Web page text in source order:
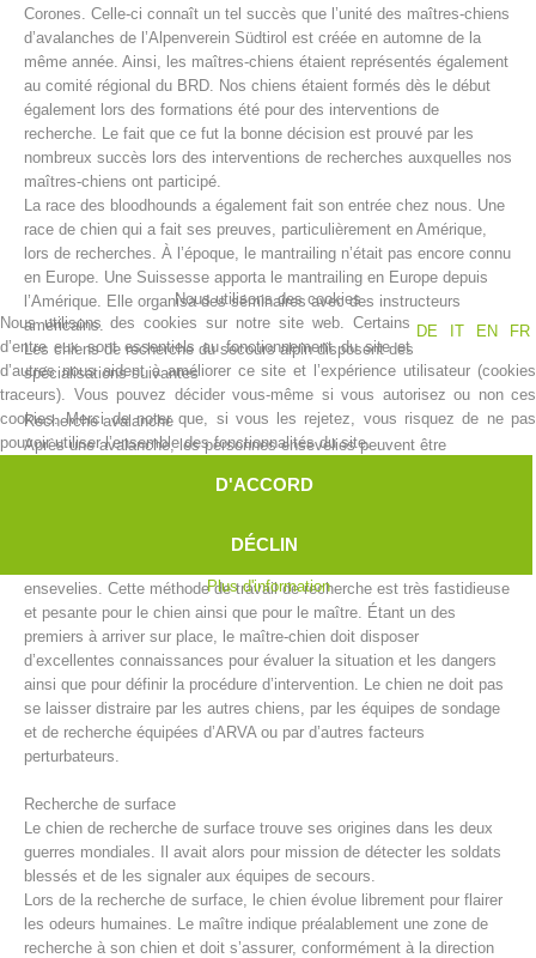
Centres de secours
Direction
Corones. Celle-ci connaît un tel succès que l’unité des maîtres-chiens
d’avalanches de l’Alpenverein Südtirol est créée en automne de la
même année. Ainsi, les maîtres-chiens étaient représentés également
au comité régional du BRD. Nos chiens étaient formés dès le début
également lors des formations été pour des interventions de
recherche. Le fait que ce fut la bonne décision est prouvé par les
nombreux succès lors des interventions de recherches auxquelles nos
maîtres-chiens ont participé.
La race des bloodhounds a également fait son entrée chez nous. Une
race de chien qui a fait ses preuves, particulièrement en Amérique,
lors de recherches. À l’époque, le mantrailing n’était pas encore connu
en Europe. Une Suissesse apporta le mantrailing en Europe depuis
l’Amérique. Elle organisa des séminaires avec des instructeurs
américains.
Les chiens de recherche du secours alpin disposent des
spécialisations suivantes
Recherche avalanche
Après une avalanche, les personnes ensevelies peuvent être
d’avalanche. Malgré les progrès techniques apportés par entre autre
RECCO, les chiens d’avalanche sont parfois la seule et donc la
ensevelies. Cette méthode de travail de recherche est très fastidieuse
et pesante pour le chien ainsi que pour le maître. Étant un des
premiers à arriver sur place, le maître-chien doit disposer
d’excellentes connaissances pour évaluer la situation et les dangers
ainsi que pour définir la procédure d’intervention. Le chien ne doit pas
se laisser distraire par les autres chiens, par les équipes de sondage
et de recherche équipées d’ARVA ou par d’autres facteurs
perturbateurs.
Recherche de surface
Le chien de recherche de surface trouve ses origines dans les deux
guerres mondiales. Il avait alors pour mission de détecter les soldats
blessés et de les signaler aux équipes de secours.
Lors de la recherche de surface, le chien évolue librement pour flairer
les odeurs humaines. Le maître indique préalablement une zone de
recherche à son chien et doit s’assurer, conformément à la direction
Nous utilisons des cookies
DE
IT EN FR
Nous utilisons des cookies sur notre site web. Certains
d’entre eux sont essentiels au fonctionnement du site et
d’autres nous aident à améliorer ce site et l’expérience utilisateur (cookies
traceurs). Vous pouvez décider vous-même si vous autorisez ou non ces
cookies. Merci de noter que, si vous les rejetez, vous risquez de ne pas
pouvoir utiliser l’ensemble des fonctionnalités du site.
D'ACCORD
DÉCLIN
Plus d'information